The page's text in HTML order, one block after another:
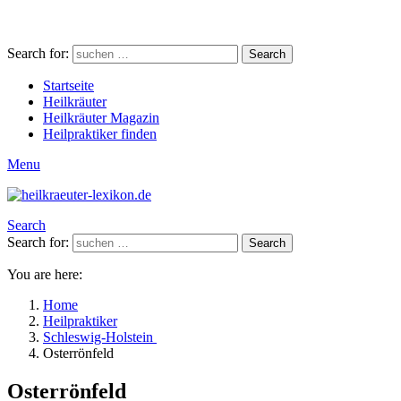
Search for: Search
Startseite
Heilkräuter
Heilkräuter Magazin
Heilpraktiker finden
Menu
Search
Search for:
Search
You are here:
Home
Heilpraktiker
Schleswig-Holstein
Osterrönfeld
Osterrönfeld